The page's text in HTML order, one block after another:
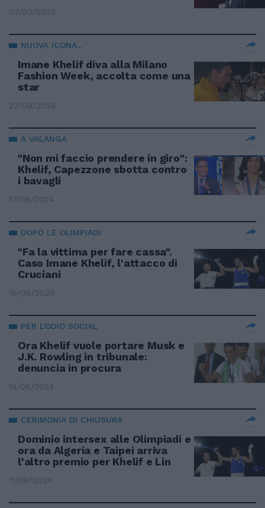
07/02/2025
NUOVA ICONA...
Imane Khelif diva alla Milano
Fashion Week, accolta come una
star
22/09/2024
A VALANGA
"Non mi faccio prendere in giro":
Khelif, Capezzone sbotta contro
i bavagli
17/08/2024
DOPO LE OLIMPIADI
"Fa la vittima per fare cassa".
Caso Imane Khelif, l'attacco di
Cruciani
16/08/2024
PER L'ODIO SOCIAL
Ora Khelif vuole portare Musk e
J.K. Rowling in tribunale:
denuncia in procura
14/08/2024
CERIMONIA DI CHIUSURA
Dominio intersex alle Olimpiadi e
ora da Algeria e Taipei arriva
l’altro premio per Khelif e Lin
11/08/2024